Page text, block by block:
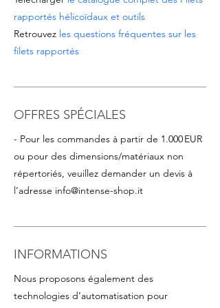
rapportés hélicoïdaux et outils
Retrouvez les questions fréquentes sur les
filets rapportés
OFFRES SPÉCIALES
- Pour les commandes à partir de 1.000 EUR
ou pour des dimensions/matériaux non
répertoriés, veuillez demander un devis à
l’adresse info@intense-shop.it
INFORMATIONS
Nous proposons également des
technologies d’automatisation pour